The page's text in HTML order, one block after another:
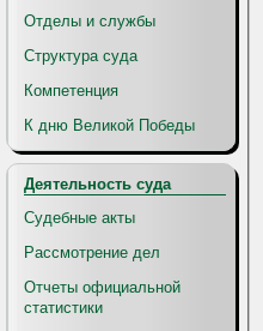
Отделы и службы
Структура суда
Компетенция
К дню Великой Победы
Деятельность суда
Судебные акты
Рассмотрение дел
Отчеты официальной
статистики